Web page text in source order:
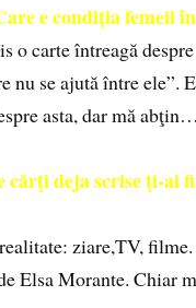
e condiţia femeii
o carte întreagă
nu se ajută între ele”.
asta, dar mă abţin…
deja scrise ţi-ai
ziare,TV,
Elsa Morante. Chiar